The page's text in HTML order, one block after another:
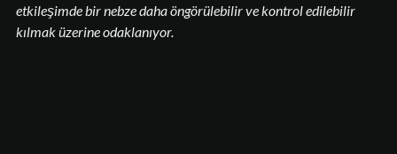
etkileşimde bir nebze daha öngörülebilir ve kontrol edilebilir
kılmak üzerine odaklanıyor.